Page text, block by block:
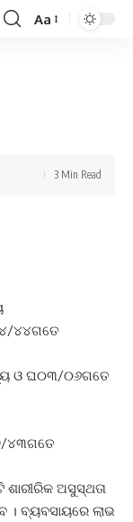
Font
Aa
3 Min Read
୪୪ଗତେ
ଓ ଘ୦୩/୦୬ଗତେ
୪୩ଗତେ
ଅସୁସ୍ଥତା
। ବ୍ୟବସାୟରେ ଲାଭ